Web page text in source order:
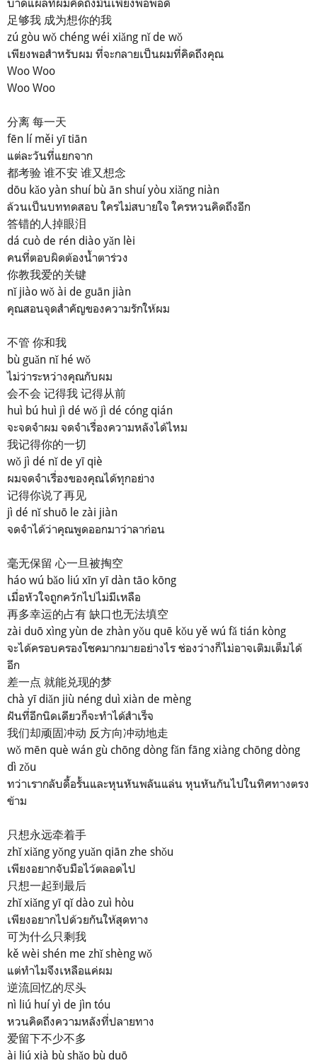
足够我 成为想你的我
zú gòu wǒ chéng wéi xiǎng nǐ de wǒ
เพียงพอสำหรับผม ที่จะกลายเป็นผมที่คิดถึงคุณ
Woo Woo
Woo Woo
分离 每一天
fēn lí měi yī tiān
แต่ละวันที่แยกจาก
都考验 谁不安 谁又想念
dōu kǎo yàn shuí bù ān shuí yòu xiǎng niàn
ล้วนเป็นบททดสอบ ใครไม่สบายใจ ใครหวนคิดถึงอีก
答错的人掉眼泪
dá cuò de rén diào yǎn lèi
คนที่ตอบผิดต้องน้ำตาร่วง
你教我爱的关键
nǐ jiào wǒ ài de guān jiàn
คุณสอนจุดสำคัญของความรักให้ผม
不管 你和我
bù guǎn nǐ hé wǒ
ไม่ว่าระหว่างคุณกับผม
会不会 记得我 记得从前
huì bú huì jì dé wǒ jì dé cóng qián
จะจดจำผม จดจำเรื่องความหลังได้ไหม
我记得你的一切
wǒ jì dé nǐ de yī qiè
ผมจดจำเรื่องของคุณได้ทุกอย่าง
记得你说了再见
jì dé nǐ shuō le zài jiàn
จดจำได้ว่าคุณพูดออกมาว่าลาก่อน
毫无保留 心一旦被掏空
háo wú bǎo liú xīn yī dàn tāo kōng
เมื่อหัวใจถูกควักไปไม่มีเหลือ
再多幸运的占有 缺口也无法填空
zài duō xìng yùn de zhàn yǒu quē kǒu yě wú fǎ tián kòng
จะได้ครอบครองโชคมากมายอย่างไร ช่องว่างก็ไม่อาจเติมเต็มได้
อีก
差一点 就能兑现的梦
chà yī diǎn jiù néng duì xiàn de mèng
ฝันที่อีกนิดเดียวก็จะทำได้สำเร็จ
我们却顽固冲动 反方向冲动地走
wǒ mēn què wán gù chōng dòng fǎn fāng xiàng chōng dòng
dì zǒu
ทว่าเรากลับดื้อรั้นและหุนหันพลันแล่น หุนหันกันไปในทิศทางตรง
ข้าม
只想永远牵着手
zhǐ xiǎng yǒng yuǎn qiān zhe shǒu
เพียงอยากจับมือไว้ตลอดไป
只想一起到最后
zhǐ xiǎng yī qǐ dào zuì hòu
เพียงอยากไปด้วยกันให้สุดทาง
可为什么只剩我
kě wèi shén me zhǐ shèng wǒ
แต่ทำไมจึงเหลือแค่ผม
逆流回忆的尽头
nì liú huí yì de jìn tóu
หวนคิดถึงความหลังที่ปลายทาง
爱留下不少不多
ài liú xià bù shǎo bù duō